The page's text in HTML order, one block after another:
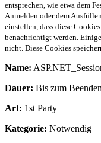
entsprechen, wie etwa dem
Anmelden oder dem
einstellen, dass diese
benachrichtigt werden.
nicht. Diese Cookies
Name:
Dauer: Bis zum
Art: 1st Party
Kategorie: Notwendig